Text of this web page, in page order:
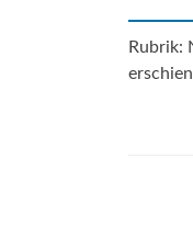
Rubrik: